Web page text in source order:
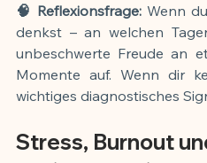
🧠 Reflexionsfrage: Wenn
denkst – an welchen
unbeschwerte Freude an
Momente auf. Wenn dir
wichtiges diagnostisches
Stress, Burnout